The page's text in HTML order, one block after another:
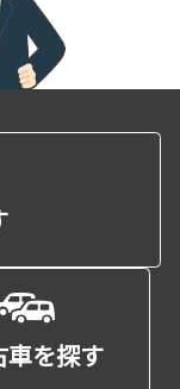
車を探す